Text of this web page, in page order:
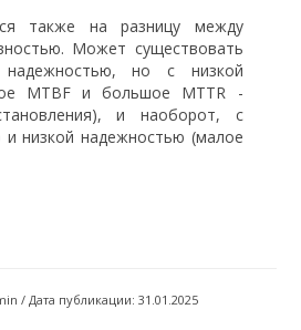
также на разницу между
Может существовать
но с низкой
MTBF и большое MTTR -
и наоборот, с
и низкой надежностью (малое
/ Дата публикации: 31.01.2025